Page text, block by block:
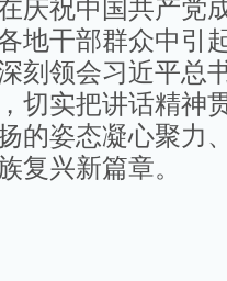
祝中国共产党
地干部群众中引
刻领会习近平总
切实把讲话精神
的姿态凝心聚力
复兴新篇章。